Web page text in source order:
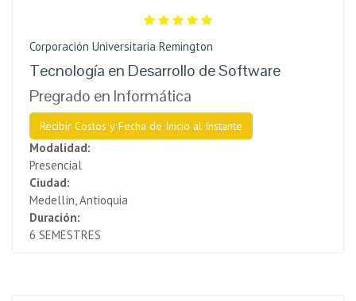
Corporación Universitaria Remington
Tecnología en Desarrollo de Software
Pregrado en Informática
Recibir Costos y Fecha de Inicio al Instante
Modalidad:
Presencial
Ciudad:
Medellín, Antioquia
Duración:
6 SEMESTRES